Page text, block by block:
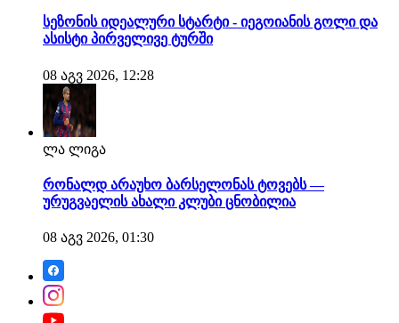
სეზონის იდეალური სტარტი - იეგოიანის გოლი და
ასისტი პირველივე ტურში
08 აგვ 2026, 12:28
ლა ლიგა
რონალდ არაუხო ბარსელონას ტოვებს —
ურუგვაელის ახალი კლუბი ცნობილია
08 აგვ 2026, 01:30